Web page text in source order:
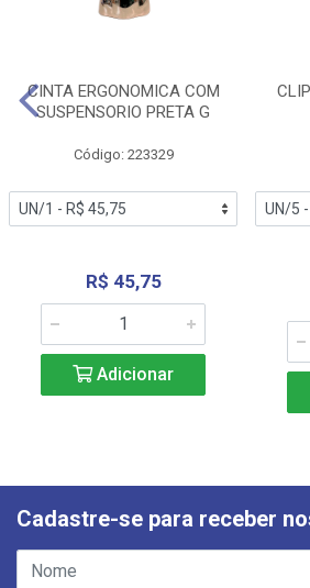
CINTA ERGONOMICA COM
SUSPENSORIO PRETA G
Código: 223329
R$ 45,75
Adicionar
Cadastre-se para receber